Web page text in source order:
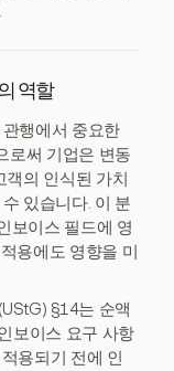
역할
행에서 중요한
로써 기업은 변동
객의 인식된 가치
있습니다. 이 분
보이스 필드에 영
용에도 영향을 미
§14는 순액
보이스 요구 사항
용되기 전에 인